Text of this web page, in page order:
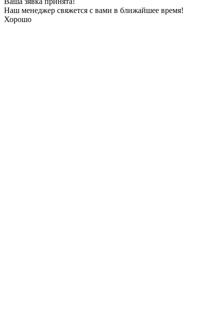
Наш менеджер свяжется с вами в ближайшее время!
Хорошо